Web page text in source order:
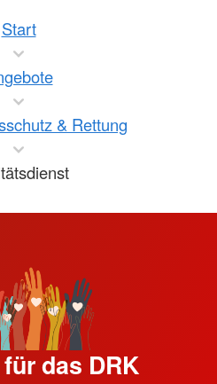
Start
& Rettung
das DRK